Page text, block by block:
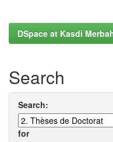
DSpace at Kasdi
Search
Search:
for